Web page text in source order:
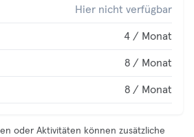
Hier nicht verfügbar
4 / Monat
8 / Monat
8 / Monat
oder Aktivitäten können zusätzliche